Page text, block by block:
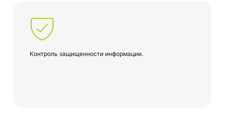
Контроль защищенности информации.